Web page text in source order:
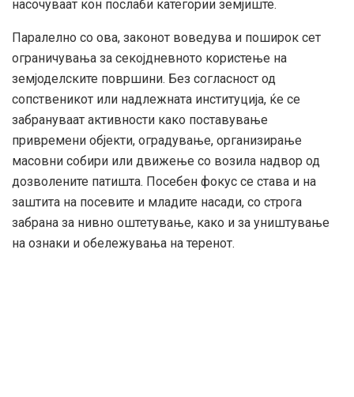
насочуваат кон послаби категории земјиште.
Паралелно со ова, законот воведува и поширок сет
ограничувања за секојдневното користење на
земјоделските површини. Без согласност од
сопственикот или надлежната институција, ќе се
забрануваат активности како поставување
привремени објекти, оградување, организирање
масовни собири или движење со возила надвор од
дозволените патишта. Посебен фокус се става и на
заштита на посевите и младите насади, со строга
забрана за нивно оштетување, како и за уништување
на ознаки и обележувања на теренот.